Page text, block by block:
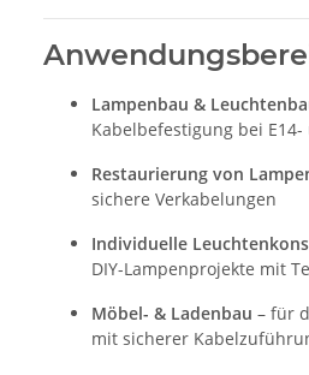
Lampenbau &
Kabelbefestigung bei E14-
Restaurierung von
sichere Verkabelungen
Individuelle
DIY-Lampenprojekte mit
Möbel- & Ladenbau – für
mit sicherer